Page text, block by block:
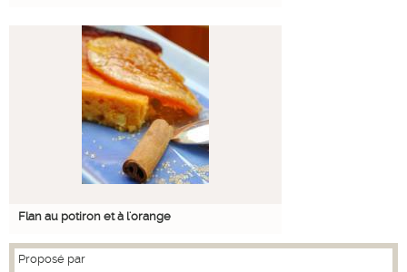
Flan au potiron et à l'orange
Proposé par